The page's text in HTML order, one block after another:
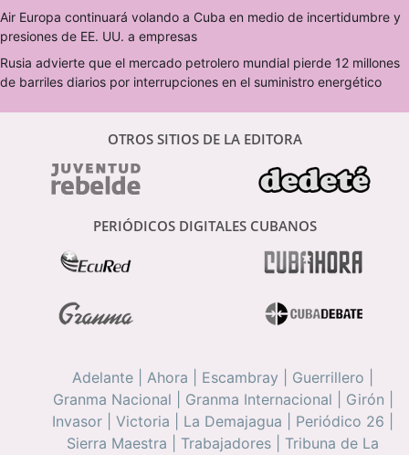
Air Europa continuará volando a Cuba en medio de incertidumbre y
presiones de EE. UU. a empresas
Rusia advierte que el mercado petrolero mundial pierde 12 millones
de barriles diarios por interrupciones en el suministro energético
OTROS SITIOS DE LA EDITORA
PERIÓDICOS DIGITALES CUBANOS
Adelante Ahora Escambray Guerrillero
Granma Nacional
Granma Internacional Girón
Invasor
Victoria La Demajagua Periódico 26
Sierra Maestra
Trabajadores
Tribuna de La